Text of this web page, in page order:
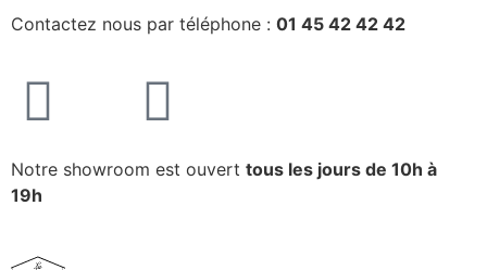
Contactez nous par téléphone : 01 45 42 42 42
Notre showroom est ouvert tous les jours de 10h à
19h